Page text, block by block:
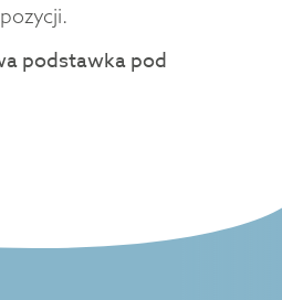
pozycji.